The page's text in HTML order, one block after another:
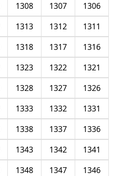
1306
1307
1308
1311
1312
1313
1316
1317
1318
1321
1322
1323
1326
1327
1328
1331
1332
1333
1336
1337
1338
1341
1342
1343
1346
1347
1348